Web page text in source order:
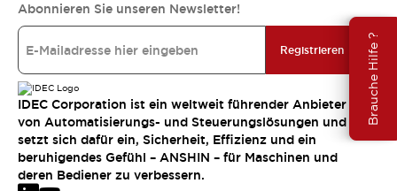
Brauche Hilfe ?
Abonnieren Sie unseren Newsletter!
Registrieren
IDEC Corporation ist ein weltweit führender Anbieter
von Automatisierungs- und Steuerungslösungen und
setzt sich dafür ein, Sicherheit, Effizienz und ein
beruhigendes Gefühl – ANSHIN – für Maschinen und
deren Bediener zu verbessern.